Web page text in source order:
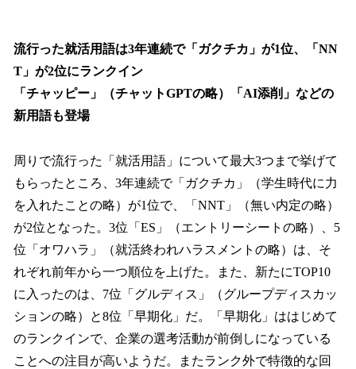
流行った就活用語は3年連続で「ガクチカ」が1位、「NN
T」が2位にランクイン
「チャッピー」（チャットGPTの略）「AI添削」などの
新用語も登場
周りで流行った「就活用語」について最大3つまで挙げて
もらったところ、3年連続で「ガクチカ」（学生時代に力
を入れたことの略）が1位で、「NNT」（無い内定の略）
が2位となった。3位「ES」（エントリーシートの略）、5
位「オワハラ」（就活終われハラスメントの略）は、そ
れぞれ前年から一つ順位を上げた。また、新たにTOP10
に入ったのは、7位「グルディス」（グループディスカッ
ションの略）と8位「早期化」だ。「早期化」ははじめて
のランクインで、企業の選考活動が前倒しになっている
ことへの注目が高いようだ。またランク外で特徴的な回